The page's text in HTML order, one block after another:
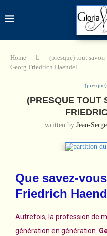
Home (presque) tout savoir
Georg Friedrich Haendel
(PRESQUE TOUT
written by Jean-
Que savez-
Friedrich
Autrefois, la profession de
génération en génération.